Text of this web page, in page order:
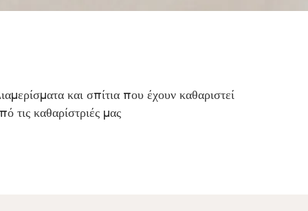
και σπίτια που έχουν καθαριστεί
τις καθαρίστριές μας